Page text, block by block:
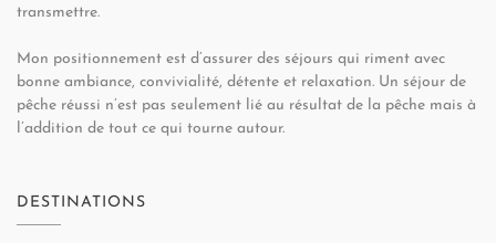
transmettre.
Mon positionnement est d’assurer des séjours qui riment avec
bonne ambiance, convivialité, détente et relaxation. Un séjour de
pêche réussi n’est pas seulement lié au résultat de la pêche mais à
l’addition de tout ce qui tourne autour.
DESTINATIONS